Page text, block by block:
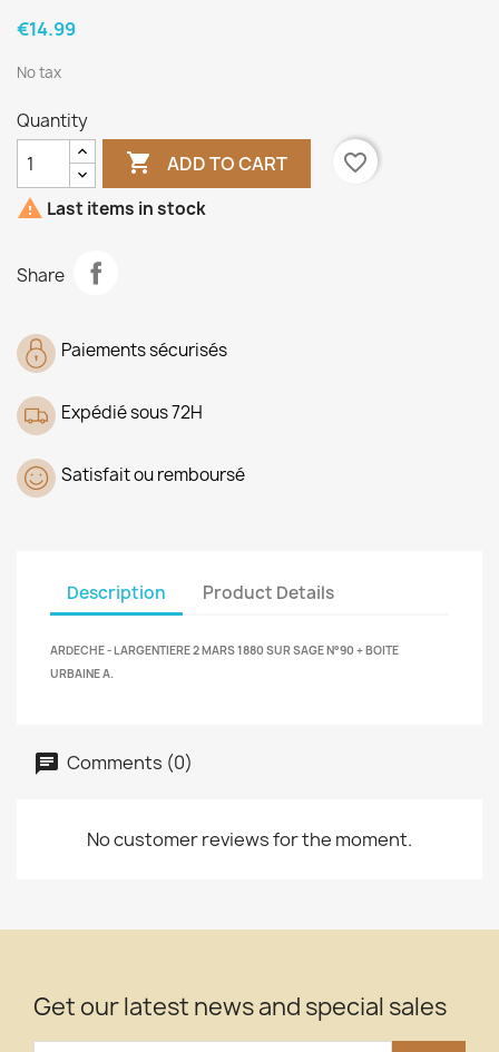
€14.99
No tax
Quantity
 ADD TO CART
favorite_border
 Last items in stock
Share
Paiements sécurisés
Expédié sous 72H
Satisfait ou remboursé
Description Product Details
ARDECHE - LARGENTIERE 2 MARS 1880 SUR SAGE N°90 + BOITE
URBAINE A.
Comments (0)
No customer reviews for the moment.
Get our latest news and special sales